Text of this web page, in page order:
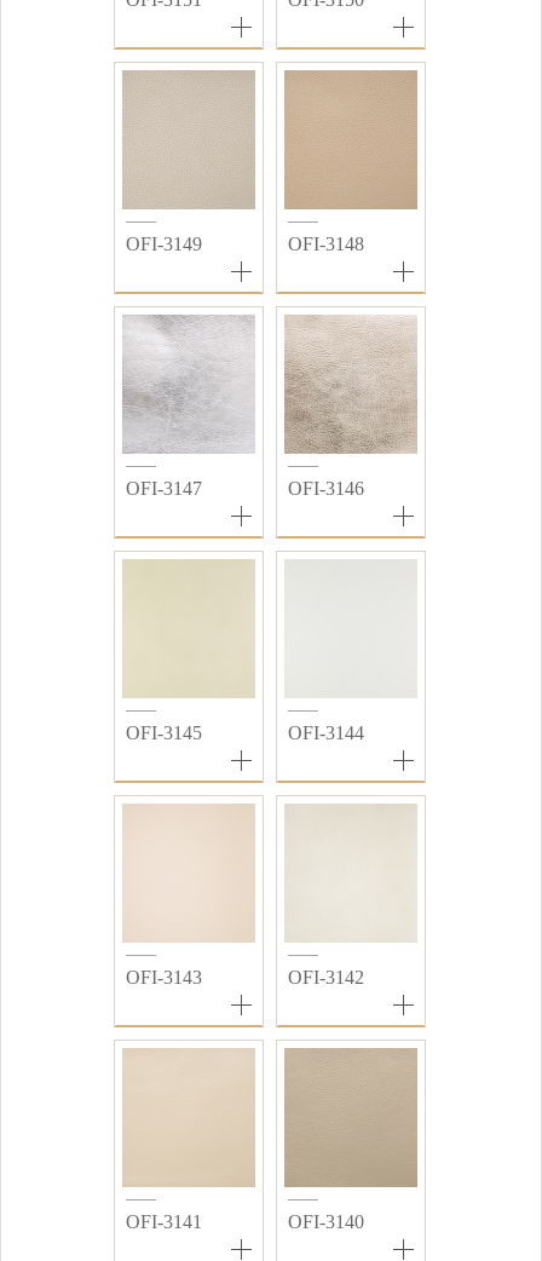
OFI-3149 OFI-3148
OFI-3147 OFI-3146
OFI-3145 OFI-3144
OFI-3143 OFI-3142
OFI-3141 OFI-3140